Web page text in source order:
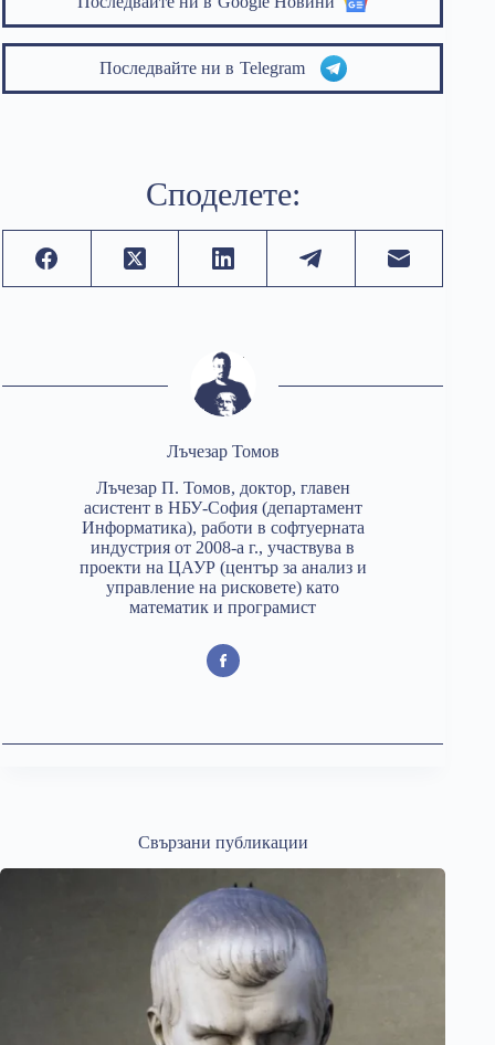
Последвайте ни в Telegram
Споделете:
Лъчезар Томов
Лъчезар П. Томов, доктор, главен
асистент в НБУ-София (департамент
Информатика), работи в софтуерната
индустрия от 2008-а г., участвува в
проекти на ЦАУР (център за анализ и
управление на рисковете) като
математик и програмист
Свързани публикации